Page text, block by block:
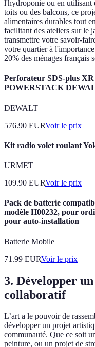
l'hydroponie ou en utilisant
toits ou des balcons, ce
alimentaires durables tout
facilitant des ateliers sur le
transmettre votre savoir-
votre quartier à
20% des ménages français
Perforateur SDS-plus
POWERSTACK
DEWALT
576.90 EURVoir le prix
Kit radio volet roulant
URMET
109.90 EURVoir le prix
Pack de batterie
modèle H00232, pour
pour auto-installation
Batterie Mobile
71.99 EURVoir le prix
3. Développer
collaboratif
L’art a le pouvoir de
développer un projet
communauté. Que ce soit
peinture, ou un projet de